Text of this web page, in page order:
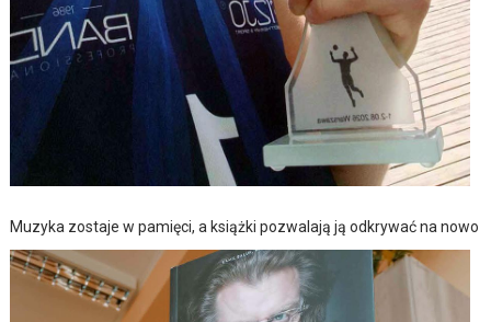
Muzyka zostaje w pamięci, a książki pozwalają ją odkrywać na nowo